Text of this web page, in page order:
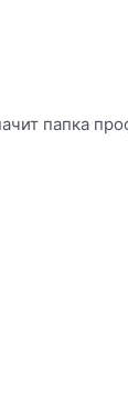
папка